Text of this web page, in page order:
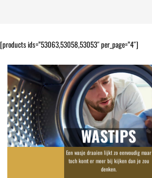
[products ids=”53063,53058,53053″ per_page=”4″]
WASTIPS
Een wasje draaien lijkt zo eenvoudig maar
toch komt er meer bij kijken dan je zou
denken.